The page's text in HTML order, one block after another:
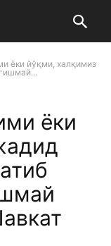
ёки йўқми, халқимиз
ёки